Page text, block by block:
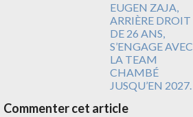
EUGEN ZAJA,
ARRIÈRE DROIT
DE 26 ANS,
S’ENGAGE AVEC
LA TEAM
CHAMBÉ
JUSQU’EN 2027.
Commenter cet article